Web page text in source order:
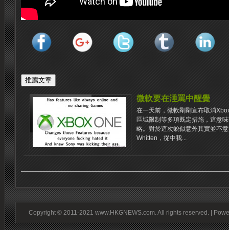
微軟要在涶罵中醒覺
在一天前，微軟剛剛宣布取消
區域限制等多項既定措施，這意
略。對於這次貌似意外其實並不
Whitten，從中我...
Copyright © 2011-2021 www.HKGNEWS.com. All rights reserved. |